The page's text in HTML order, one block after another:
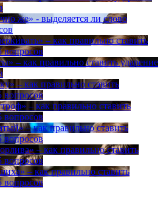
же» - выделяется ли слово
– как правильно ставить
вопросов
– как правильно ставить ударение
– как правильно ставить
вопросов
– как правильно ставить
вопросов
– как правильно ставить
вопросов
– как правильно ставить
вопросов
– как правильно ставить
вопросов